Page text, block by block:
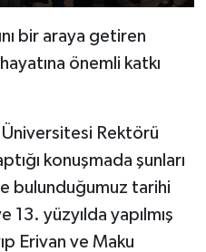
bir araya getiren
önemli katkı
Rektörü
konuşmada şunları
bulunduğumuz tarihi
13. yüzyılda yapılmış
Erivan ve Maku